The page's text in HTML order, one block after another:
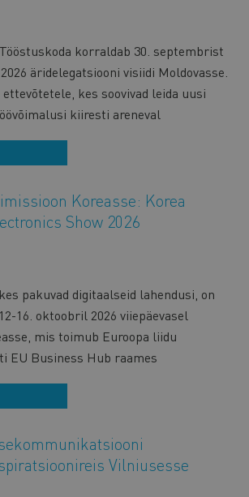
korraldab 30. septembrist
äridelegatsiooni visiidi Moldovasse.
kes soovivad leida uusi
kiiresti areneval
Koreasse: Korea
Show 2026
pakuvad digitaalseid lahendusi, on
16. oktoobril 2026 viiepäevasel
mis toimub Euroopa liidu
EU Business Hub raames
Vilniusesse